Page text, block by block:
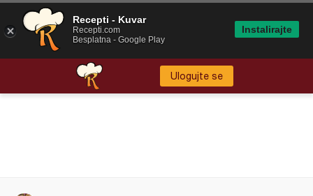
Ulogujte se
Recepti - Kuvar
Recepti.com
Besplatna - Google Play
Instalirajte